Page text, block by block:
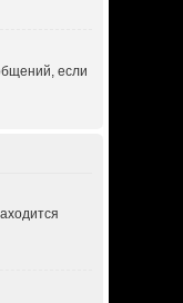
если